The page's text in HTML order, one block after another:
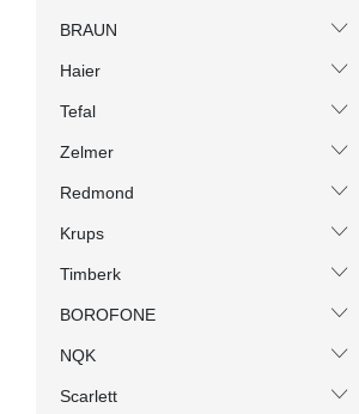
BRAUN
Haier
Tefal
Zelmer
Redmond
Krups
Timberk
BOROFONE
NQK
Scarlett